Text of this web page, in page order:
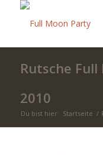
Rutsche
2010
Du bist hier: Startseite /